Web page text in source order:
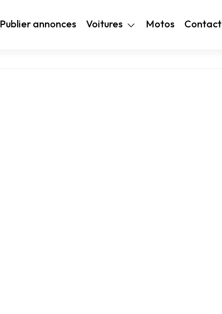
Publier annonces Voitures Motos Contact